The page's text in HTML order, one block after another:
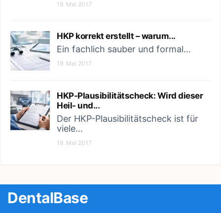
19. Mai 2017
HKP korrekt erstellt – warum...
Ein fachlich sauber und formal…
19. Mai 2017
HKP-Plausibilitätscheck: Wird dieser
Heil- und...
Der HKP-Plausibilitätscheck ist für
viele…
19. Mai 2017
DentalBase